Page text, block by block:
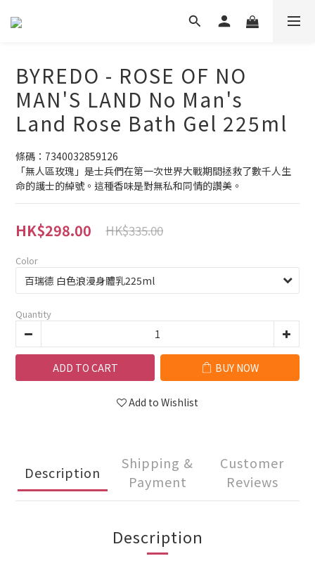
BYREDO - ROSE OF NO
MAN'S LAND No Man's
Land Rose Bath Gel 225ml
條碼：7340032859126
「無人區玫瑰」是士兵們在第一次世界大戰期間拯救了數千人生
命的護士的綽號。這種香味是對無私和同情的讚美。
HK$298.00 HK$335.00
Color
Quantity
ADD TO CART BUY NOW
Add to Wishlist
Description
Shipping &
Payment
Customer
Reviews
Description